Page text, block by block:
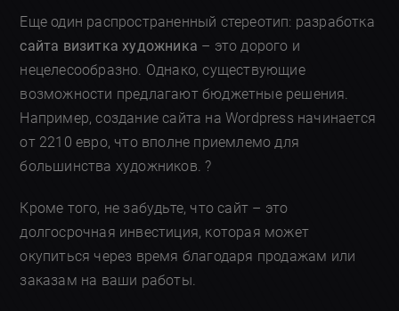
Еще один распространенный стереотип: разработка
сайта визитка художника – это дорого и
нецелесообразно. Однако, существующие
возможности предлагают бюджетные решения.
Например, создание сайта на Wordpress начинается
от 2210 евро, что вполне приемлемо для
большинства художников. ?
Кроме того, не забудьте, что сайт – это
долгосрочная инвестиция, которая может
окупиться через время благодаря продажам или
заказам на ваши работы.